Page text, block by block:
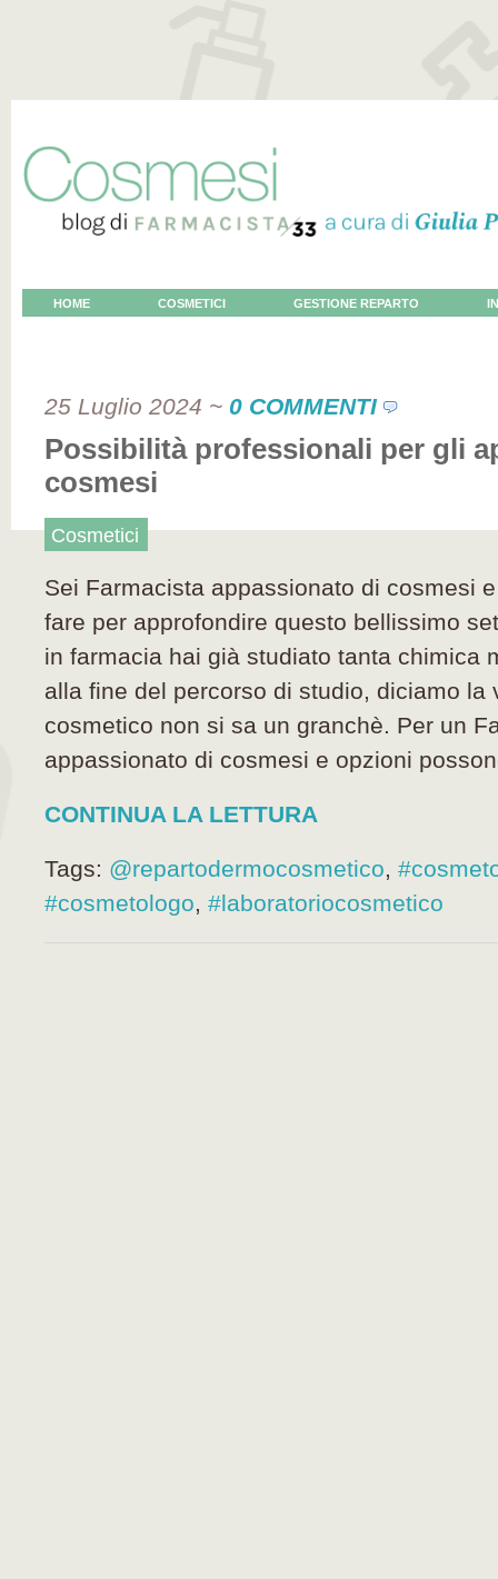
HOME COSMETICI GESTIONE REPARTO
25 Luglio 2024 ~ 0 COMMENTI
Possibilità professionali per gli
cosmesi
Cosmetici
Sei Farmacista appassionato di cosmesi
fare per approfondire questo bellissimo
in farmacia hai già studiato tanta chimica
alla fine del percorso di studio, diciamo la
cosmetico non si sa un granchè. Per un
appassionato di cosmesi e opzioni
CONTINUA LA LETTURA
Tags: @repartodermocosmetico,
#cosmetologo, #laboratoriocosmetico